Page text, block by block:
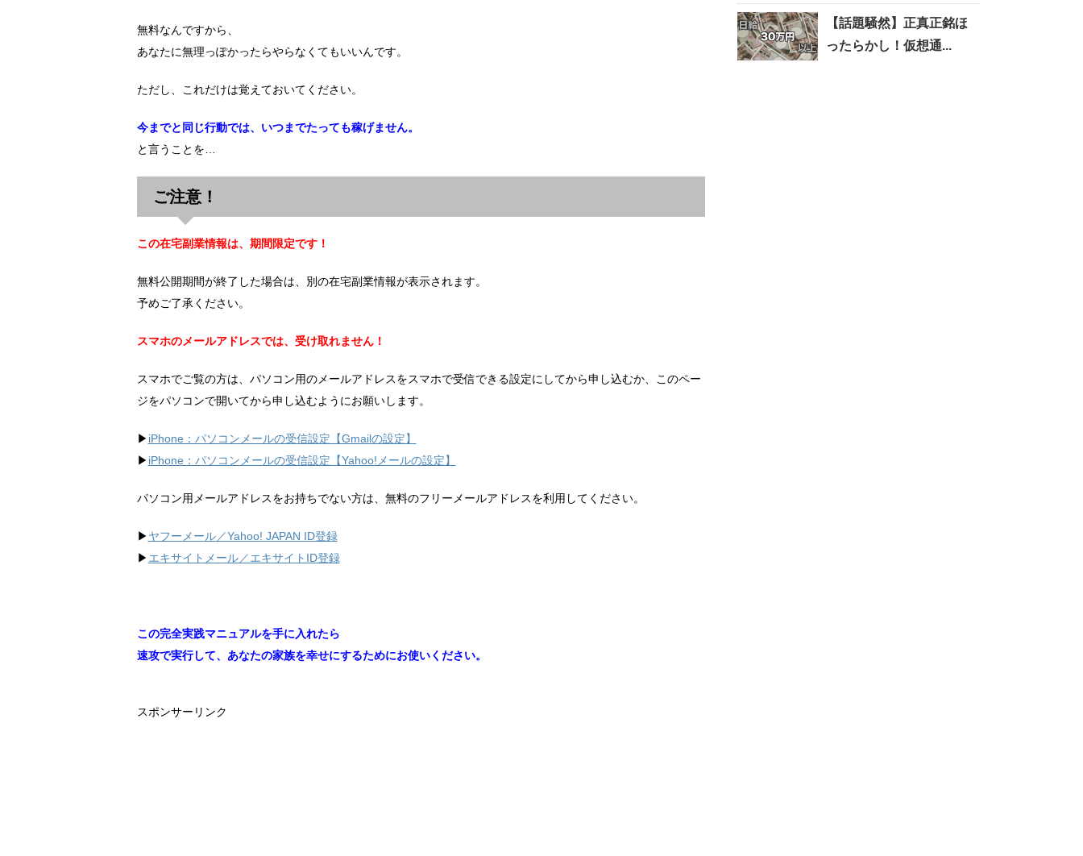
無料なんですから、
あなたに無理っぽかったらやらなくてもいいんです。
ただし、これだけは覚えておいてください。
今までと同じ行動では、いつまでたっても稼げません。
と言うことを…
ご注意！
この在宅副業情報は、期間限定です！
無料公開期間が終了した場合は、別の在宅副業情報が表示されます。
予めご了承ください。
スマホのメールアドレスでは、受け取れません！
スマホでご覧の方は、パソコン用のメールアドレスをスマホで受信できる設定にしてから申し込むか、このペー
ジをパソコンで開いてから申し込むようにお願いします。
▶︎ iPhone：パソコンメールの受信設定【Gmailの設定】
▶︎ iPhone：パソコンメールの受信設定【Yahoo!メールの設定】
パソコン用メールアドレスをお持ちでない方は、無料のフリーメールアドレスを利用してください。
▶︎ ヤフーメール／Yahoo! JAPAN ID登録
▶︎ エキサイトメール／エキサイトID登録
この完全実践マニュアルを手に入れたら
速攻で実行して、あなたの家族を幸せにするためにお使いください。
スポンサーリンク
【話題騒然】正真正銘ほ
ったらかし！仮想通...